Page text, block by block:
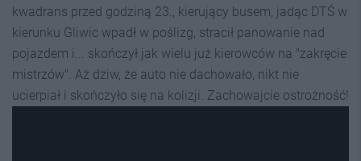
kwadrans przed godziną 23., kierujący busem, jadąc DTŚ w
kierunku Gliwic wpadł w poślizg, stracił panowanie nad
pojazdem i... skończył jak wielu już kierowców na "zakręcie
mistrzów". Aż dziw, że auto nie dachowało, nikt nie
ucierpiał i skończyło się na kolizji. Zachowajcie ostrożność!